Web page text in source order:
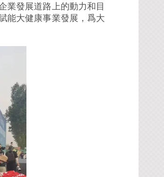
業發展道路上的動力和目
能大健康事業發展，爲大